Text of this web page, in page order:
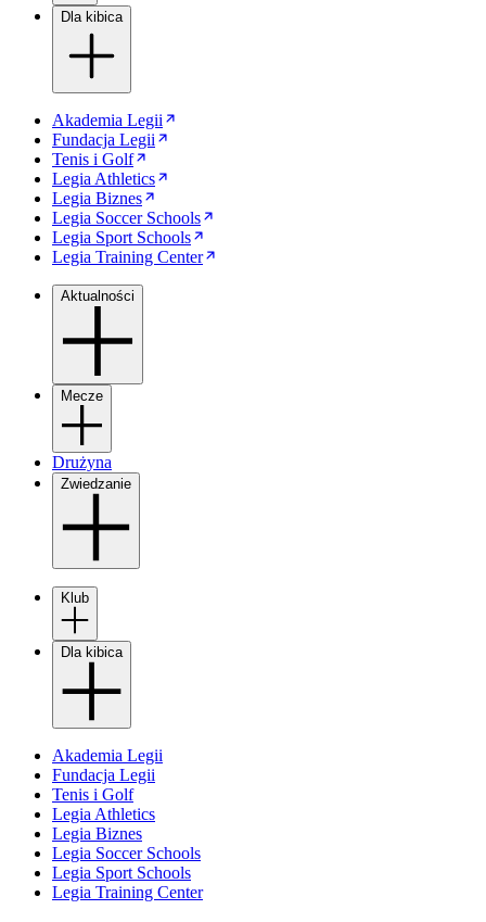
Dla kibica
Akademia Legii
Fundacja Legii
Tenis i Golf
Legia Athletics
Legia Biznes
Legia Soccer Schools
Legia Sport Schools
Legia Training Center
Aktualności
Mecze
Drużyna
Zwiedzanie
Klub
Dla kibica
Akademia Legii
Fundacja Legii
Tenis i Golf
Legia Athletics
Legia Biznes
Legia Soccer Schools
Legia Sport Schools
Legia Training Center